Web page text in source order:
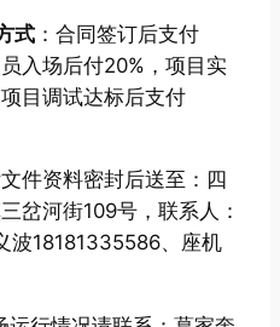
式 ：合同签订后支付
入场后付20%，项目实
目调试达标后支付
文件资料密封后送至：四
岔河街109号，联系人：
波18181335586、座机